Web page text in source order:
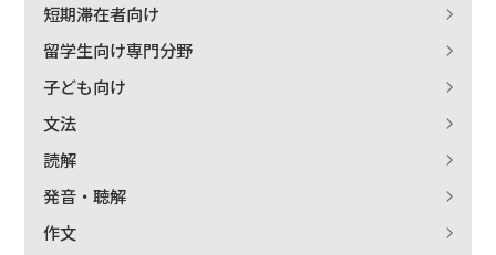
短期滞在者向け
留学生向け専門分野
子ども向け
文法
読解
発音・聴解
作文